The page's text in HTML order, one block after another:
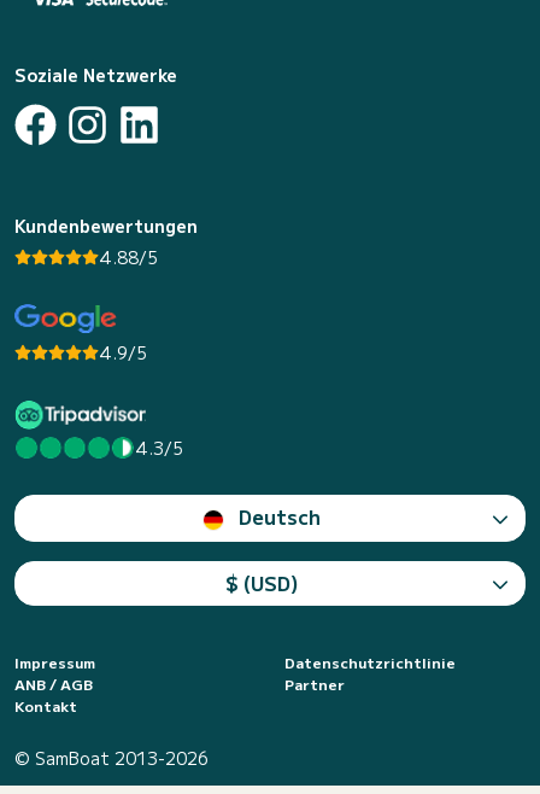
Soziale Netzwerke
Kundenbewertungen
4.88/5
4.9/5
4.3/5
Deutsch
$ (USD)
Impressum
Datenschutzrichtlinie
ANB / AGB
Partner
Kontakt
© SamBoat 2013-2026